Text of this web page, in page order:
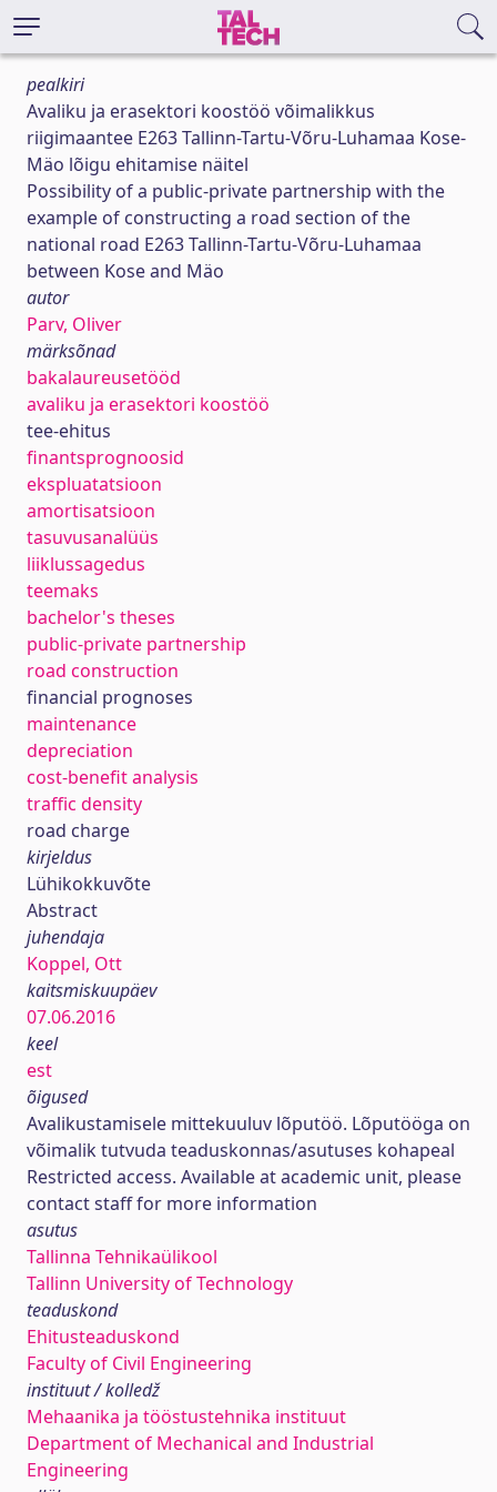
pealkiri
Avaliku ja erasektori koostöö võimalikkus
riigimaantee E263 Tallinn-Tartu-Võru-Luhamaa Kose-
Mäo lõigu ehitamise näitel
Possibility of a public-private partnership with the
example of constructing a road section of the
national road E263 Tallinn-Tartu-Võru-Luhamaa
between Kose and Mäo
autor
Parv, Oliver
märksõnad
bakalaureusetööd
avaliku ja erasektori koostöö
tee-ehitus
finantsprognoosid
ekspluatatsioon
amortisatsioon
tasuvusanalüüs
liiklussagedus
teemaks
bachelor's theses
public-private partnership
road construction
financial prognoses
maintenance
depreciation
cost-benefit analysis
traffic density
road charge
kirjeldus
Lühikokkuvõte
Abstract
juhendaja
Koppel, Ott
kaitsmiskuupäev
07.06.2016
keel
est
õigused
Avalikustamisele mittekuuluv lõputöö. Lõputööga on
võimalik tutvuda teaduskonnas/asutuses kohapeal
Restricted access. Available at academic unit, please
contact staff for more information
asutus
Tallinna Tehnikaülikool
Tallinn University of Technology
teaduskond
Ehitusteaduskond
Faculty of Civil Engineering
instituut / kolledž
Mehaanika ja tööstustehnika instituut
Department of Mechanical and Industrial
Engineering